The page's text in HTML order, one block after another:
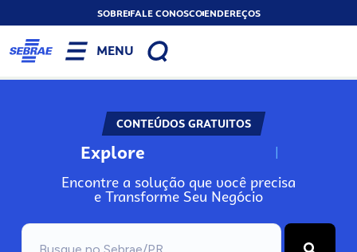
SOBREFALE CONOSCOENDEREÇOS
MENU
CONTEÚDOS GRATUITOS
Explore N
Encontre a solução que você precisa
e Transforme Seu Negócio